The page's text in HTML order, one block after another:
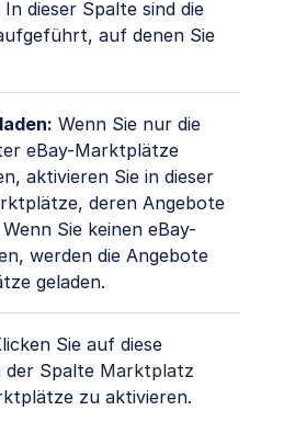
In dieser Spalte sind die
auf denen Sie
Wenn Sie nur die
eBay-Marktplätze
aktivieren Sie in dieser
deren Angebote
Sie keinen eBay-
werden die Angebote
geladen.
Sie auf diese
der Spalte Marktplatz
zu aktivieren.